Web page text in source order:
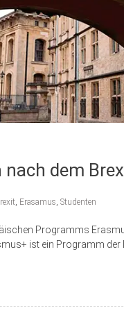
dem
, Erasamus, Studenten
Programms
ist ein Programm der